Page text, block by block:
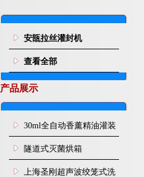
安瓿拉丝灌封机
查看全部
产品展示
30ml全自动香薰精油灌装
旋盖机
隧道式灭菌烘箱
上海圣刚超声波绞笼式洗